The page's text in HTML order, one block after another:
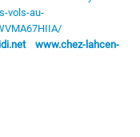
vols-au-
www.chez-lahcen-